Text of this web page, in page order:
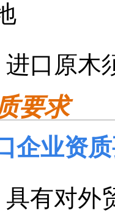
进口原木
要求
企业资
具有对外